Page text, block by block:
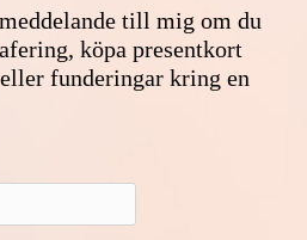
till mig om du
köpa presentkort
funderingar kring en